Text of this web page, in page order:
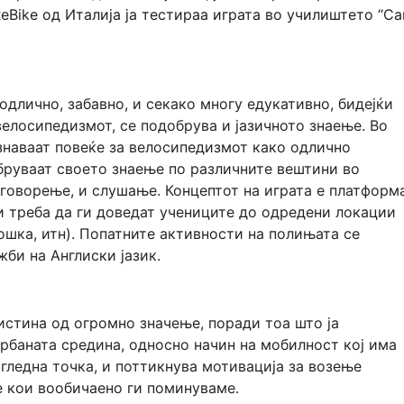
од Италија ја тестираа играта во училиштето
забавно, и секако многу едукативно, бидејќи
се подобрува и јазичното знаење. Во
повеќе за велосипедизмот како одлично
своето знаење по различните вештини во
и слушање. Концептот на играта е
да ги доведат учениците до одредени локации
итн). Попатните активности на полињата се
на Англиски јазик.
од огромно значење, поради тоа што ја
средина, односно начин на мобилност кој има
точка, и поттикнува мотивација за возење
вообичаено ги поминуваме.